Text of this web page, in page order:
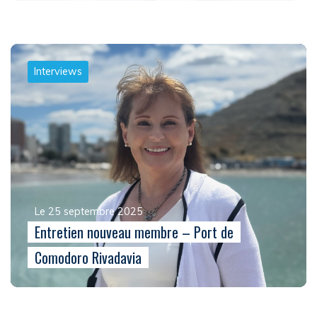
Interviews
Le 25 septembre 2025
Entretien nouveau membre – Port de
Comodoro Rivadavia